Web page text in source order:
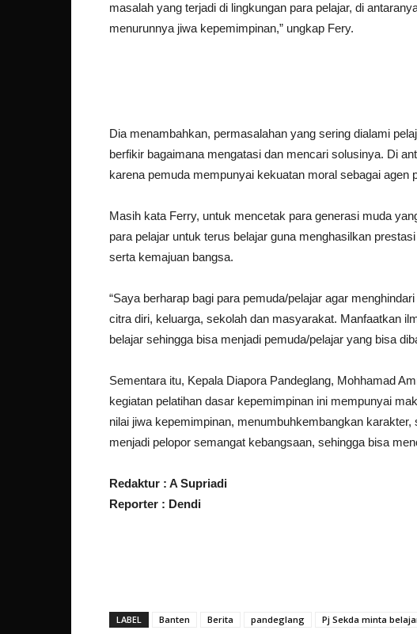
masalah yang terjadi di lingkungan para pelajar, di
menurunnya jiwa kepemimpinan,” ungkap Fery.
Dia menambahkan, permasalahan yang sering dialami
berfikir bagaimana mengatasi dan mencari solusinya. Di
karena pemuda mempunyai kekuatan moral sebagai agen
Masih kata Ferry, untuk mencetak para generasi muda
para pelajar untuk terus belajar guna menghasilkan
serta kemajuan bangsa.
“Saya berharap bagi para pemuda/pelajar agar
citra diri, keluarga, sekolah dan masyarakat. Manfaatkan
belajar sehingga bisa menjadi pemuda/pelajar yang bisa
Sementara itu, Kepala Diapora Pandeglang, Mohhamad
kegiatan pelatihan dasar kepemimpinan ini mempunyai
nilai jiwa kepemimpinan, menumbuhkembangkan
menjadi pelopor semangat kebangsaan, sehingga bisa
Redaktur : A Supriadi
Reporter : Dendi
LABEL Banten Berita pandeglang Pj Sekda minta